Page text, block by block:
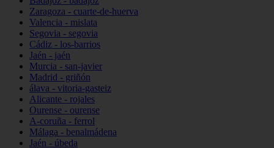
Zaragoza - cuarte-de-huerva
Valencia - mislata
Segovia - segovia
Cádiz - los-barrios
Jaén - jaén
Murcia - san-javier
Madrid - griñón
álava - vitoria-gasteiz
Alicante - rojales
Ourense - ourense
A-coruña - ferrol
Málaga - benalmádena
Jaén - úbeda